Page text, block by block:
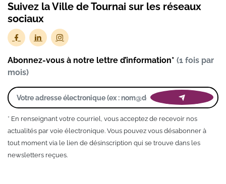
Suivez la Ville de Tournai sur les réseaux
sociaux
Abonnez-vous à notre lettre d’information* (1 fois par
mois)
* En renseignant votre courriel, vous acceptez de recevoir nos
actualités par voie électronique. Vous pouvez vous désabonner à
tout moment via le lien de désinscription qui se trouve dans les
newsletters reçues.